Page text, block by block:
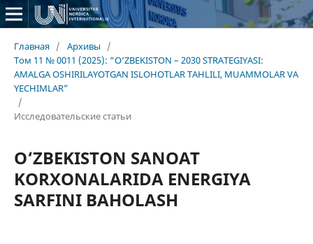
Главная / Архивы
/
Том 11 № 0011 (2025): “O‘ZBEKISTON – 2030 STRATEGIYASI:
AMALGA OSHIRILAYOTGAN ISLOHOTLAR TAHLILI, MUAMMOLAR VA
YECHIMLAR”
/
Исследовательские статьи
O‘ZBEKISTON SANOAT
KORXONALARIDA ENERGIYA
SARFINI BAHOLASH